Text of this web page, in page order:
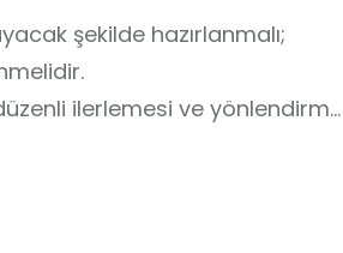
şekilde hazırlanmalı;
ilerlemesi ve yönlendirme